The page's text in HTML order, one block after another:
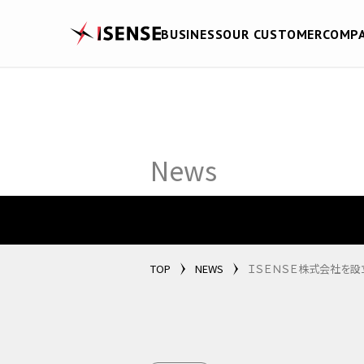
BUSINESSOUR CUSTOMER
News
TOP NEWS ＩＳＥＮＳＥ株式会社を